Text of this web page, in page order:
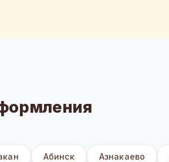
Абинск Азнакаево